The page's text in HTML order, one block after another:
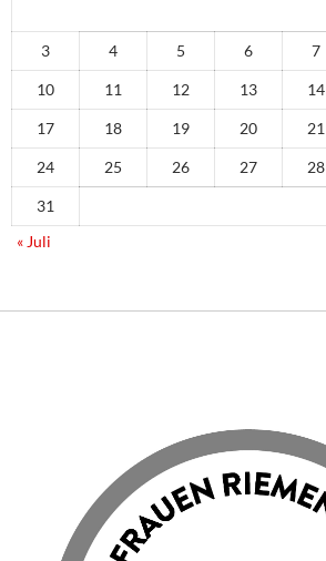
3 4 5 6 7
10 11 12 13 14
17 18 19 20 21
24 25 26 27 28
31
« Juli